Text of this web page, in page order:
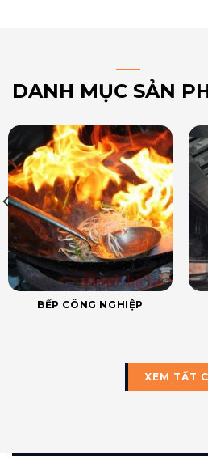
DANH MỤC SẢN
BẾP CÔNG NGHIỆP
XEM TẤT